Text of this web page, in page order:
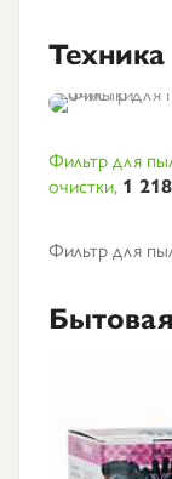
Техника
Фильтр для
очистки, 1
Фильтр для